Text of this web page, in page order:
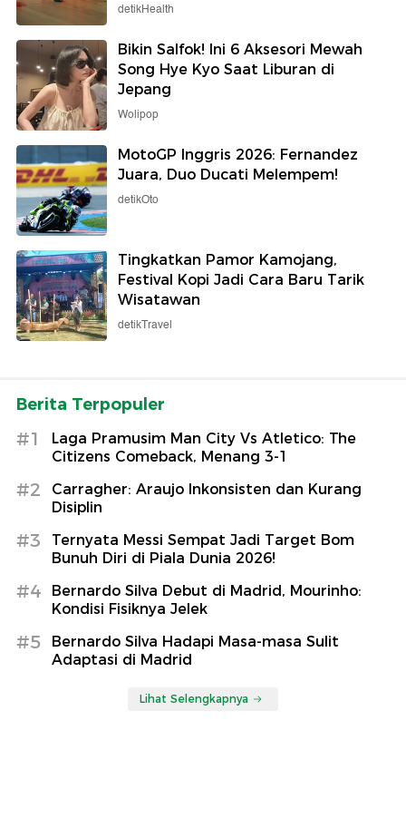
detikHealth
Bikin Salfok! Ini 6 Aksesori Mewah
Song Hye Kyo Saat Liburan di
Jepang
Wolipop
MotoGP Inggris 2026: Fernandez
Juara, Duo Ducati Melempem!
detikOto
Tingkatkan Pamor Kamojang,
Festival Kopi Jadi Cara Baru Tarik
Wisatawan
detikTravel
Berita Terpopuler
#1
Laga Pramusim Man City Vs Atletico: The
Citizens Comeback, Menang 3-1
#2
Carragher: Araujo Inkonsisten dan Kurang
Disiplin
#3
Ternyata Messi Sempat Jadi Target Bom
Bunuh Diri di Piala Dunia 2026!
#4
Bernardo Silva Debut di Madrid, Mourinho:
Kondisi Fisiknya Jelek
#5
Bernardo Silva Hadapi Masa-masa Sulit
Adaptasi di Madrid
Lihat Selengkapnya